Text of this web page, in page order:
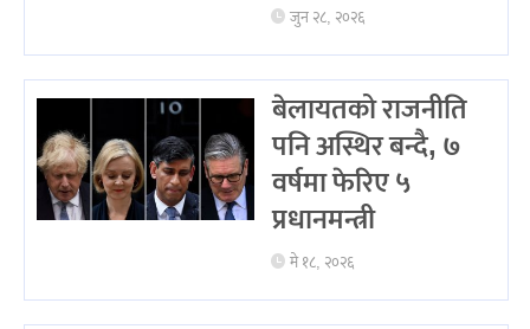
जुन २८, २०२६
बेलायतको राजनीति
पनि अस्थिर बन्दै, ७
वर्षमा फेरिए ५
प्रधानमन्त्री
मे १८, २०२६